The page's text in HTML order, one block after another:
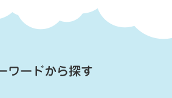
ワードから探す